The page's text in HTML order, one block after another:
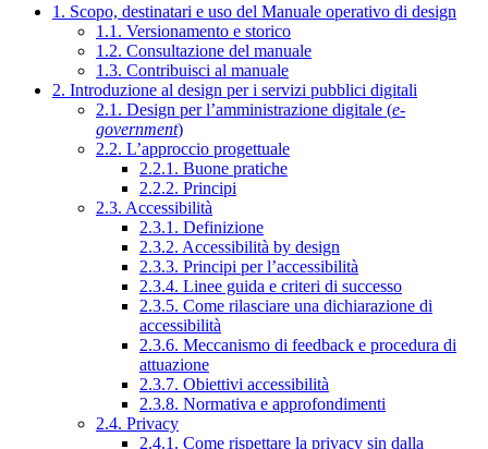
1. Scopo, destinatari e uso del Manuale operativo di design
1.1. Versionamento e storico
1.2. Consultazione del manuale
1.3. Contribuisci al manuale
2. Introduzione al design per i servizi pubblici digitali
2.1. Design per l’amministrazione digitale (e-
government)
2.2. L’approccio progettuale
2.2.1. Buone pratiche
2.2.2. Principi
2.3. Accessibilità
2.3.1. Definizione
2.3.2. Accessibilità by design
2.3.3. Principi per l’accessibilità
2.3.4. Linee guida e criteri di successo
2.3.5. Come rilasciare una dichiarazione di
accessibilità
2.3.6. Meccanismo di feedback e procedura di
attuazione
2.3.7. Obiettivi accessibilità
2.3.8. Normativa e approfondimenti
2.4. Privacy
2.4.1. Come rispettare la privacy sin dalla